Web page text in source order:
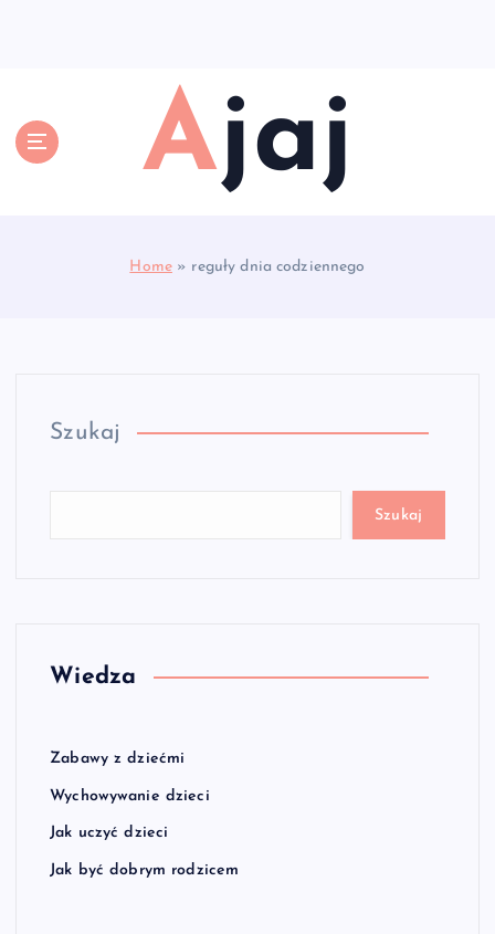
Ajaj
Home» reguły dnia codziennego
Szukaj
Szukaj
Wiedza
Zabawy z dziećmi
Wychowywanie dzieci
Jak uczyć dzieci
Jak być dobrym rodzicem